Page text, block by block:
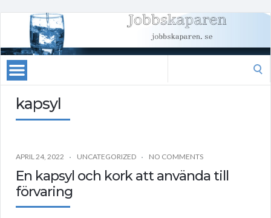
kapsyl
APRIL 24, 2022 UNCATEGORIZED NO COMMENTS
En kapsyl och kork att använda till
förvaring